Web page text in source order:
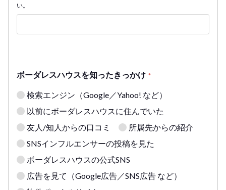
い。
ボーダレスハウスを知ったきっかけ *
検索エンジン（Google／Yahoo! など）
以前にボーダレスハウスに住んでいた
友人/知人からの口コミ
所属先からの紹介
SNSインフルエンサーの投稿を見た
ボーダレスハウスの公式SNS
広告を見て（Google広告／SNS広告 など）